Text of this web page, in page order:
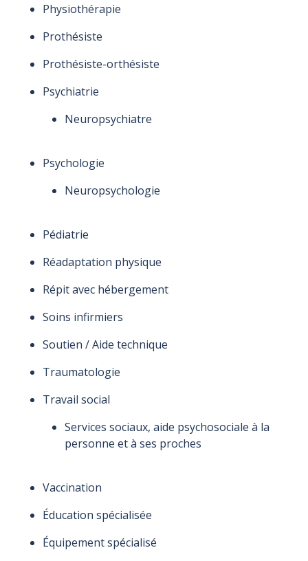
Physiothérapie
Prothésiste
Prothésiste-orthésiste
Psychiatrie
Neuropsychiatre
Psychologie
Neuropsychologie
Pédiatrie
Réadaptation physique
Répit avec hébergement
Soins infirmiers
Soutien / Aide technique
Traumatologie
Travail social
Services sociaux, aide psychosociale à la
personne et à ses proches
Vaccination
Éducation spécialisée
Équipement spécialisé